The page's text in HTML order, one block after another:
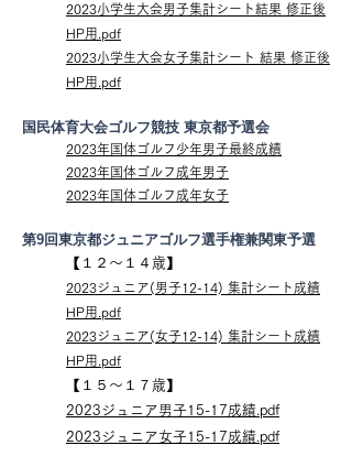
2023小学生大会男子集計シート結果 修正後
HP用.pdf
2023小学生大会女子集計シート 結果 修正後
HP用.pdf
国民体育大会ゴルフ競技 東京都予選会
2023年国体ゴルフ少年男子最終成績
2023年国体ゴルフ成年男子
2023年国体ゴルフ成年女子
第9回東京都ジュニアゴルフ選手権兼関東予選
【１２ ～１４歳】
2023ジュニア(男子12-14) 集計シート成績
HP用.pdf
2023ジュニア(女子12-14) 集計シート成績
HP用.pdf
【１５～１７歳】
2023ジュニア男子15-17成績.pdf
2023ジュニア女子15-17成績.pdf